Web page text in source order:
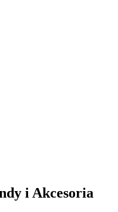
i Akcesoria